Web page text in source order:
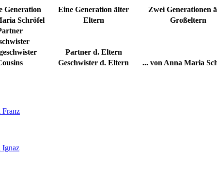
Generation Eine Generation älter
Zwei Generationen
Schröfel
Eltern
Großeltern
Partner d. Eltern
Geschwister d. Eltern ... von Anna Maria
Franz
Ignaz